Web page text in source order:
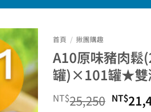
首頁 / 揪團購趣
A10原味豬肉鬆
罐)×101罐★雙
NT$25,250 原
NT$